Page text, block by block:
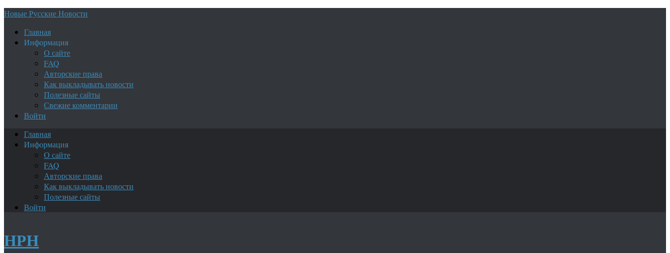
Новые Русские Новости
Главная
Информация
О сайте
FAQ
Авторские права
Как выкладывать новости
Полезные сайты
Свежие комментарии
Войти
Главная
Информация
О сайте
FAQ
Авторские права
Как выкладывать новости
Полезные сайты
Войти
НРН